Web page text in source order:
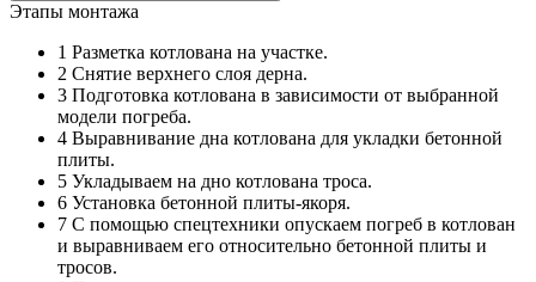
Этапы монтажа
1 Разметка котлована на участке.
2 Снятие верхнего слоя дерна.
3 Подготовка котлована в зависимости от выбранной
модели погреба.
4 Выравнивание дна котлована для укладки бетонной
плиты.
5 Укладываем на дно котлована троса.
6 Установка бетонной плиты-якоря.
7 С помощью спецтехники опускаем погреб в котлован
и выравниваем его относительно бетонной плиты и
тросов.